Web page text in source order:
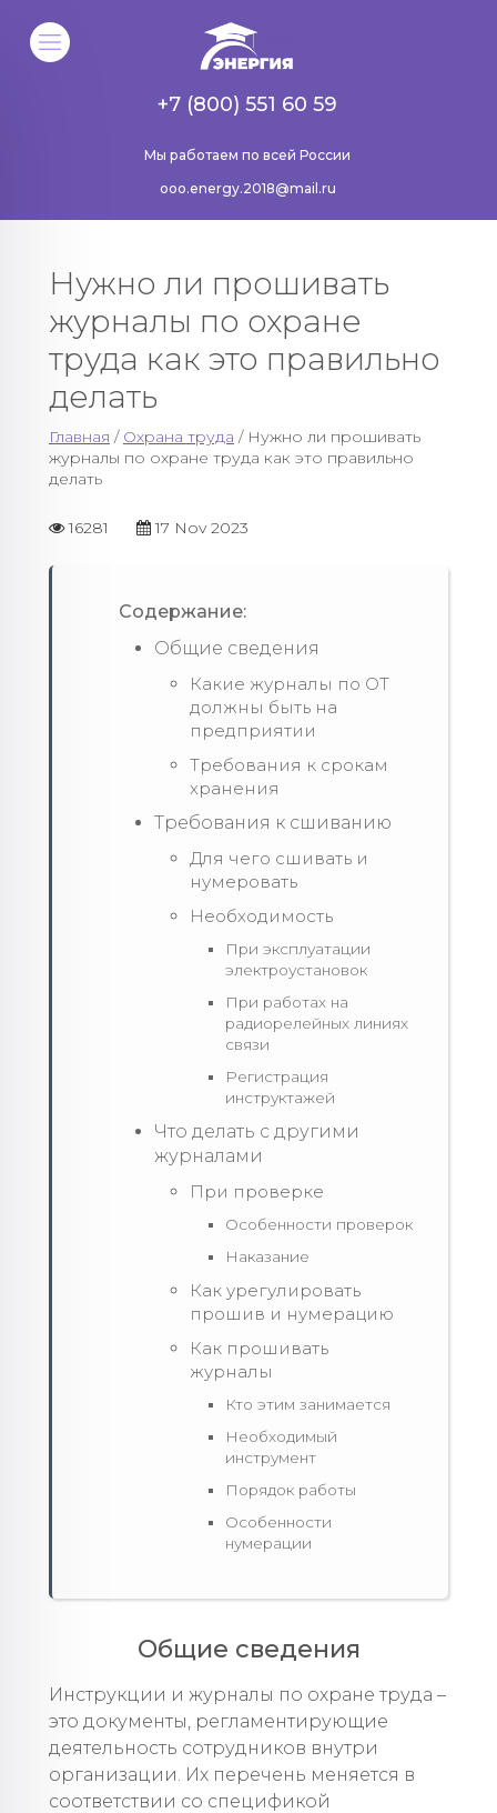
Мы работаем по всей России
+7 (800) 551 60 59
ooo.energy.2018@mail.ru
Нужно ли прошивать
журналы по охране
труда как это правильно
делать
Главная / Охрана труда / Нужно ли прошивать
журналы по охране труда как это правильно
делать
16281 17 Nov 2023
Содержание:
Общие сведения
Какие журналы по ОТ
должны быть на
предприятии
Требования к срокам
хранения
Требования к сшиванию
Для чего сшивать и
нумеровать
Необходимость
При эксплуатации
электроустановок
При работах на
радиорелейных линиях
связи
Регистрация
инструктажей
Что делать с другими
журналами
При проверке
Особенности проверок
Наказание
Как урегулировать
прошив и нумерацию
Как прошивать
журналы
Кто этим занимается
Необходимый
инструмент
Порядок работы
Особенности
нумерации
Общие сведения
Инструкции и журналы по охране труда –
это документы, регламентирующие
деятельность сотрудников внутри
организации. Их перечень меняется в
соответствии со спецификой